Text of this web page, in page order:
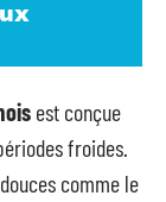
est conçue
froides.
comme le